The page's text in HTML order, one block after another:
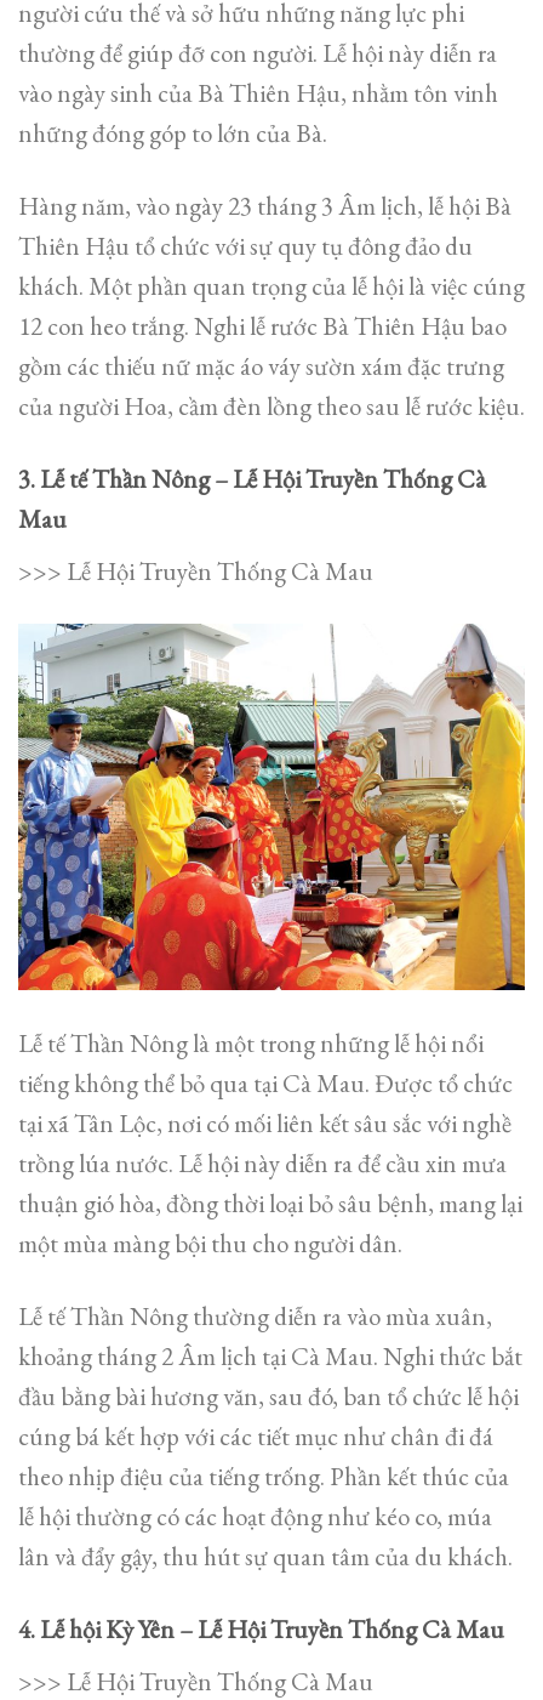
người cứu thế và sở hữu những năng lực phi
thường để giúp đỡ con người. Lễ hội này diễn ra
vào ngày sinh của Bà Thiên Hậu, nhằm tôn vinh
những đóng góp to lớn của Bà.
Hàng năm, vào ngày 23 tháng 3 Âm lịch, lễ hội Bà
Thiên Hậu tổ chức với sự quy tụ đông đảo du
khách. Một phần quan trọng của lễ hội là việc cúng
12 con heo trắng. Nghi lễ rước Bà Thiên Hậu bao
gồm các thiếu nữ mặc áo váy sườn xám đặc trưng
của người Hoa, cầm đèn lồng theo sau lễ rước kiệu.
3. Lễ tế Thần Nông – Lễ Hội Truyền Thống Cà
Mau
>>> Lễ Hội Truyền Thống Cà Mau
Lễ tế Thần Nông là một trong những lễ hội nổi
tiếng không thể bỏ qua tại Cà Mau. Được tổ chức
tại xã Tân Lộc, nơi có mối liên kết sâu sắc với nghề
trồng lúa nước. Lễ hội này diễn ra để cầu xin mưa
thuận gió hòa, đồng thời loại bỏ sâu bệnh, mang lại
một mùa màng bội thu cho người dân.
Lễ tế Thần Nông thường diễn ra vào mùa xuân,
khoảng tháng 2 Âm lịch tại Cà Mau. Nghi thức bắt
đầu bằng bài hương văn, sau đó, ban tổ chức lễ hội
cúng bá kết hợp với các tiết mục như chân đi đá
theo nhịp điệu của tiếng trống. Phần kết thúc của
lễ hội thường có các hoạt động như kéo co, múa
lân và đẩy gậy, thu hút sự quan tâm của du khách.
4. Lễ hội Kỳ Yên – Lễ Hội Truyền Thống Cà Mau
>>> Lễ Hội Truyền Thống Cà Mau